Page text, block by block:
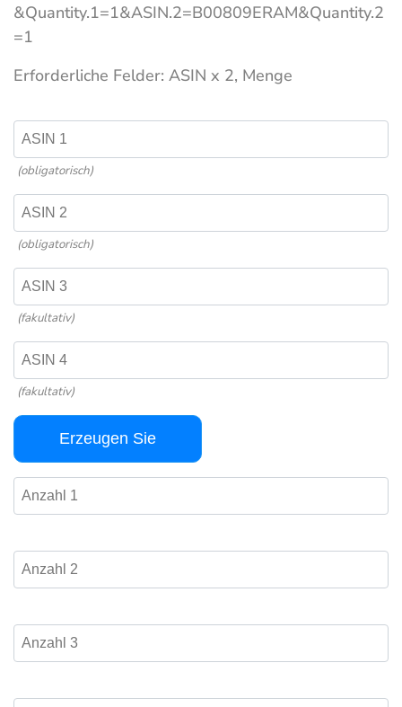
&Quantity.1=1&ASIN.2=B00809ERAM&Quantity.2
=1
Erforderliche Felder: ASIN x 2, Menge
(obligatorisch)
(obligatorisch)
(fakultativ)
(fakultativ)
Erzeugen Sie